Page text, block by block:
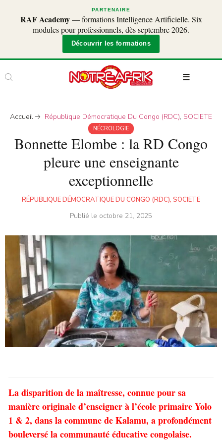
PARTENAIRE
RAF Academy— formations Intelligence Artificielle. Six
modules pour professionnels, dès septembre 2026.
Découvrir les formations
Accueil République Démocratique Du Congo (RDC), SOCIETE
NÉCROLOGIE
Bonnette Elombe : la RD Congo
pleure une enseignante
exceptionnelle
RÉPUBLIQUE DÉMOCRATIQUE DU CONGO (RDC), SOCIETE
Publié le octobre 21, 2025
La disparition de la maîtresse, connue pour sa
manière originale d’enseigner à l’école primaire Yolo
1 & 2, dans la commune de Kalamu, a profondément
bouleversé la communauté éducative congolaise.